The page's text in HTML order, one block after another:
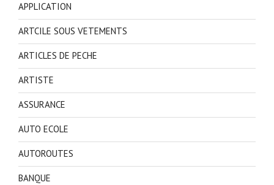
APPLICATION
ARTCILE SOUS VETEMENTS
ARTICLES DE PECHE
ARTISTE
ASSURANCE
AUTO ECOLE
AUTOROUTES
BANQUE